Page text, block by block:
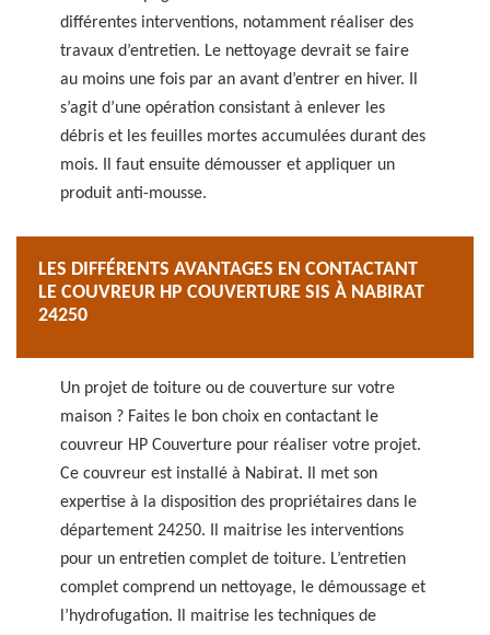
différentes interventions, notamment réaliser des
travaux d’entretien. Le nettoyage devrait se faire
au moins une fois par an avant d’entrer en hiver. Il
s’agit d’une opération consistant à enlever les
débris et les feuilles mortes accumulées durant des
mois. Il faut ensuite démousser et appliquer un
produit anti-mousse.
LES DIFFÉRENTS AVANTAGES EN CONTACTANT
LE COUVREUR HP COUVERTURE SIS À NABIRAT
24250
Un projet de toiture ou de couverture sur votre
maison ? Faites le bon choix en contactant le
couvreur HP Couverture pour réaliser votre projet.
Ce couvreur est installé à Nabirat. Il met son
expertise à la disposition des propriétaires dans le
département 24250. Il maitrise les interventions
pour un entretien complet de toiture. L’entretien
complet comprend un nettoyage, le démoussage et
l’hydrofugation. Il maitrise les techniques de